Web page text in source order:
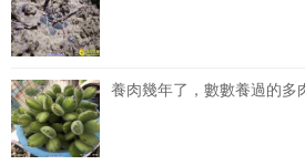
養肉幾年了，數數養過的多